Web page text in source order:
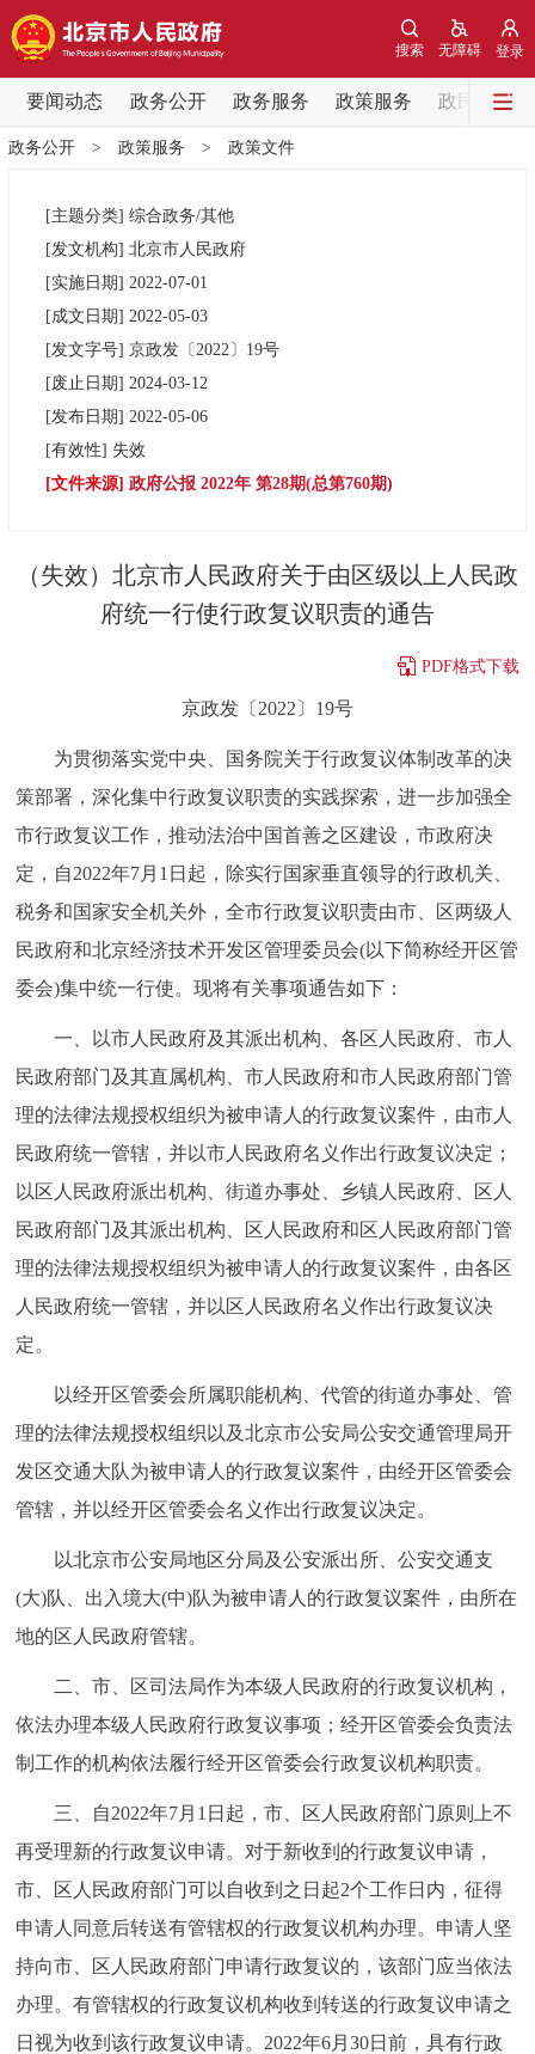
登录
无障碍
搜索
要闻动态 政务公开 政务服务 政策服务 政民互动
要闻动态
党中央精神 国务院信息
北京要闻
政务公开
市领导
政策兑现 政策解读
决策公开 专题公开
政务服务
便民服务 利企服务 投资项目
中介服务 阳光政务
政民互动
12345网上接诉即办 我要咨询 我要建议
走进北京
北京概况 十六区概览 人文北京
多语种
DEUTSCH FRANÇAIS РУССКИЙ ЯЗЫК
ESPAÑOL العربية PORTUGUÊS
ITALIANO
政务公开> 政策服务 > 政策文件
[主题分类] 综合政务/其他
[发文机构] 北京市人民政府
[实施日期] 2022-07-01
[成文日期] 2022-05-03
[发文字号] 京政发〔2022〕 19号
[废止日期] 2024-03-12
[发布日期] 2022-05-06
[有效性] 失效
[文件来源] 政府公报 2022年 第28期(总第760期)
（失效）北京市人民政府关于由区级以上人民政
府统一行使行政复议职责的通告
PDF格式下载
京政发〔2022〕19号
为贯彻落实党中央、国务院关于行政复议体制改革的决
策部署，深化集中行政复议职责的实践探索，进一步加强全
市行政复议工作，推动法治中国首善之区建设，市政府决
定，自2022年7月1日起，除实行国家垂直领导的行政机关、
税务和国家安全机关外，全市行政复议职责由市、区两级人
民政府和北京经济技术开发区管理委员会(以下简称经开区管
委会)集中统一行使。现将有关事项通告如下：
一、以市人民政府及其派出机构、各区人民政府、市人
民政府部门及其直属机构、市人民政府和市人民政府部门管
理的法律法规授权组织为被申请人的行政复议案件，由市人
民政府统一管辖，并以市人民政府名义作出行政复议决定；
以区人民政府派出机构、街道办事处、乡镇人民政府、区人
民政府部门及其派出机构、区人民政府和区人民政府部门管
理的法律法规授权组织为被申请人的行政复议案件，由各区
人民政府统一管辖，并以区人民政府名义作出行政复议决
定。
以经开区管委会所属职能机构、代管的街道办事处、管
理的法律法规授权组织以及北京市公安局公安交通管理局开
发区交通大队为被申请人的行政复议案件，由经开区管委会
管辖，并以经开区管委会名义作出行政复议决定。
以北京市公安局地区分局及公安派出所、公安交通支
(大)队、出入境大(中)队为被申请人的行政复议案件，由所在
地的区人民政府管辖。
二、市、区司法局作为本级人民政府的行政复议机构，
依法办理本级人民政府行政复议事项；经开区管委会负责法
制工作的机构依法履行经开区管委会行政复议机构职责。
三、自2022年7月1日起，市、区人民政府部门原则上不
再受理新的行政复议申请。对于新收到的行政复议申请，
市、区人民政府部门可以自收到之日起2个工作日内，征得
申请人同意后转送有管辖权的行政复议机构办理。申请人坚
持向市、区人民政府部门申请行政复议的，该部门应当依法
办理。有管辖权的行政复议机构收到转送的行政复议申请之
日视为收到该行政复议申请。2022年6月30日前，具有行政